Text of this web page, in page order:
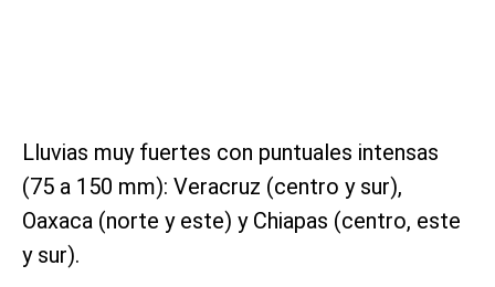
Lluvias muy fuertes con puntuales intensas
(75 a 150 mm): Veracruz (centro y sur),
Oaxaca (norte y este) y Chiapas (centro, este
y sur).